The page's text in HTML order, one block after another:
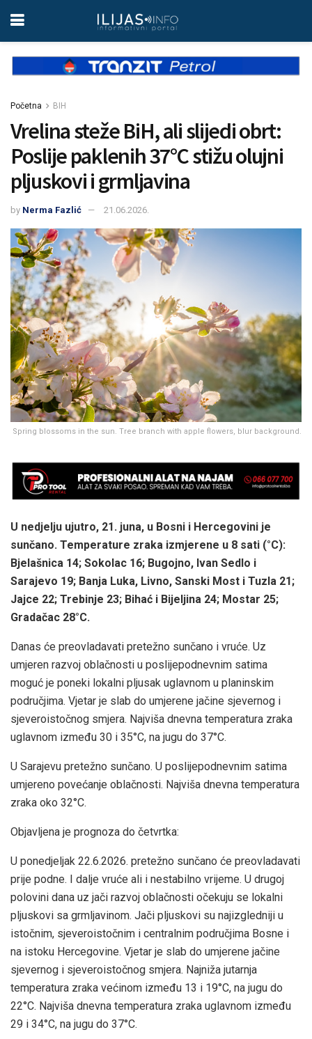
Početna BIH
Vrelina steže BiH, ali slijedi obrt:
Poslije paklenih 37°C stižu olujni
pljuskovi i grmljavina
by Nerma Fazlić 21.06.2026.
Spring blossoms in the sun. Tree branch with apple flowers, blur background.
U nedjelju ujutro, 21. juna, u Bosni i Hercegovini je
sunčano. Temperature zraka izmjerene u 8 sati (°C):
Bjelašnica 14; Sokolac 16; Bugojno, Ivan Sedlo i
Sarajevo 19; Banja Luka, Livno, Sanski Most i Tuzla 21;
Jajce 22; Trebinje 23; Bihać i Bijeljina 24; Mostar 25;
Gradačac 28°C.
Danas će preovladavati pretežno sunčano i vruće. Uz
umjeren razvoj oblačnosti u poslijepodnevnim satima
moguć je poneki lokalni pljusak uglavnom u planinskim
područjima. Vjetar je slab do umjerene jačine sjevernog i
sjeveroistočnog smjera. Najviša dnevna temperatura zraka
uglavnom između 30 i 35°C, na jugu do 37°C.
U Sarajevu pretežno sunčano. U poslijepodnevnim satima
umjereno povećanje oblačnosti. Najviša dnevna temperatura
zraka oko 32°C.
Objavljena je prognoza do četvrtka:
U ponedjeljak 22.6.2026. pretežno sunčano će preovladavati
prije podne. I dalje vruće ali i nestabilno vrijeme. U drugoj
polovini dana uz jači razvoj oblačnosti očekuju se lokalni
pljuskovi sa grmljavinom. Jači pljuskovi su najizgledniji u
istočnim, sjeveroistočnim i centralnim područjima Bosne i
na istoku Hercegovine. Vjetar je slab do umjerene jačine
sjevernog i sjeveroistočnog smjera. Najniža jutarnja
temperatura zraka većinom između 13 i 19°C, na jugu do
22°C. Najviša dnevna temperatura zraka uglavnom između
29 i 34°C, na jugu do 37°C.